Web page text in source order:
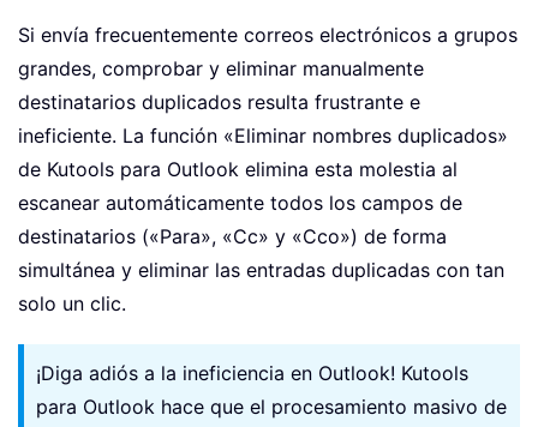
Si envía frecuentemente correos electrónicos a grupos
grandes, comprobar y eliminar manualmente
destinatarios duplicados resulta frustrante e
ineficiente. La función «Eliminar nombres duplicados»
de Kutools para Outlook elimina esta molestia al
escanear automáticamente todos los campos de
destinatarios («Para», «Cc» y «Cco») de forma
simultánea y eliminar las entradas duplicadas con tan
solo un clic.
¡Diga adiós a la ineficiencia en Outlook! Kutools
para Outlook hace que el procesamiento masivo de